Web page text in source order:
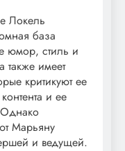
Локель
база
юмор, стиль и
имеет
критикуют ее
и ее
Марьяну
и ведущей.